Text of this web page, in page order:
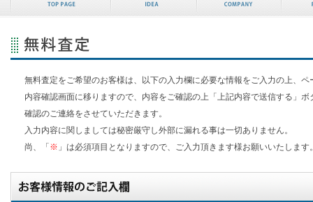
無料査定をご希望のお客様は、以下の入力欄に必要な情報をご入力の上、
内容確認画面に移りますので、内容をご確認の上「上記内容で送信する」
確認のご連絡をさせていただきます。
入力内容に関しましては秘密厳守し外部に漏れる事は一切ありません。
尚、「 ※ 」は必須項目となりますので、ご入力頂きます様お願いいたします